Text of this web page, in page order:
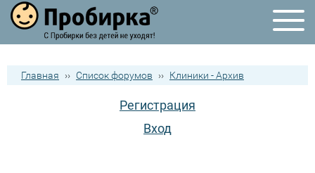
Главная ›› Список форумов ›› Клиники - Архив
Регистрация
Вход